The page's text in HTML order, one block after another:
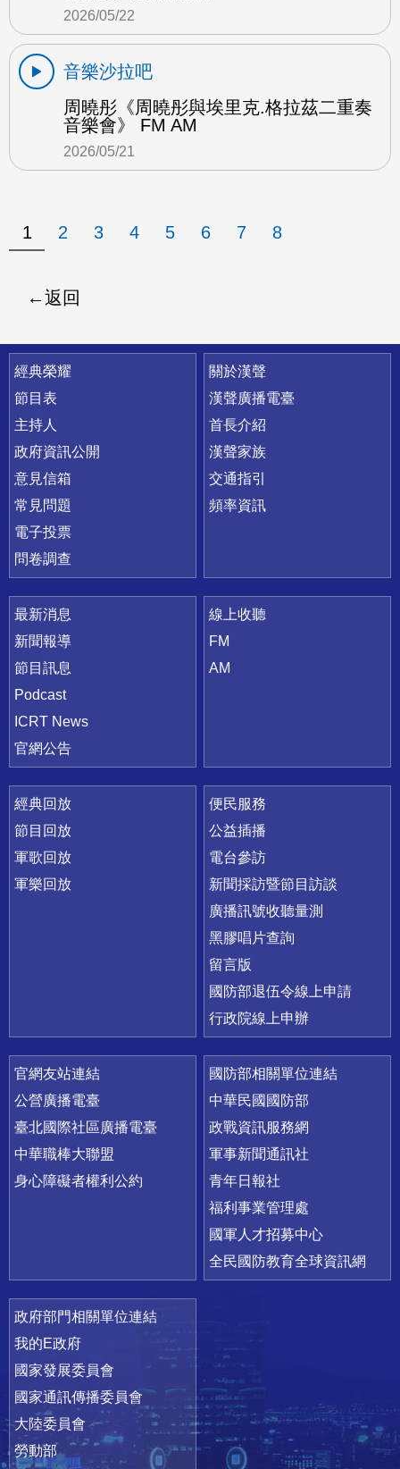
2026/05/22
音樂沙拉吧
周曉彤《周曉彤與埃里克.格拉茲二重奏
音樂會》 FM AM
2026/05/21
1 2 3 4 5 6 7 8
返回
快速連結
經典榮耀
節目表
主持人
政府資訊公開
意見信箱
常見問題
電子投票
問卷調查
關於漢聲
漢聲廣播電臺
首長介紹
漢聲家族
交通指引
頻率資訊
最新消息
新聞報導
節目訊息
Podcast
ICRT News
官網公告
線上收聽
FM
AM
經典回放
節目回放
軍歌回放
軍樂回放
便民服務
公益插播
電台參訪
新聞採訪暨節目訪談
廣播訊號收聽量測
黑膠唱片查詢
留言版
國防部退伍令線上申請
行政院線上申辦
官網友站連結
公營廣播電臺
臺北國際社區廣播電臺
中華職棒大聯盟
身心障礙者權利公約
國防部相關單位連結
中華民國國防部
政戰資訊服務網
軍事新聞通訊社
青年日報社
福利事業管理處
國軍人才招募中心
全民國防教育全球資訊網
政府部門相關單位連結
我的E政府
國家發展委員會
國家通訊傳播委員會
大陸委員會
勞動部